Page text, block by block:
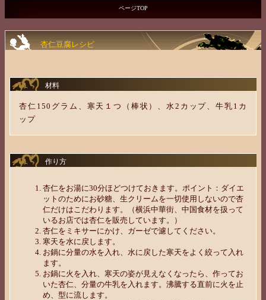
ページTOP
杏仁豆腐レシピ
材料
杏仁150グラム、寒天１つ（棒状）、水2カップ、牛乳1カ
ップ
作り方
杏仁をお湯に30分ほどつけておきます。ポイント：ダイエ
ットのためにお砂糖、生クリームを一切使用しないので杏
仁だけはこだわります。（横浜中華街、中国食材を扱って
いるお店では杏仁を販売しています。）
杏仁をミキサーにかけ、ガーゼで濾してください。
寒天を水に戻します。
お鍋に分量の水を入れ、水に戻した寒天をよく絞って入れ
ます。
お鍋に火を入れ、寒天の姿が見えなくなったら、作ってお
いた杏仁、分量の牛乳を入れます。沸騰する直前に火を止
め、型に流します。